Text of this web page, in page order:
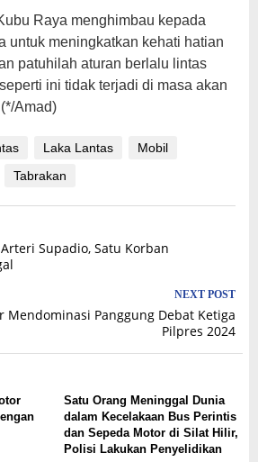
Raya menghimbau kepada
untuk meningkatkan kehati hatian
patuhilah aturan berlalu lintas
ini tidak terjadi di masa akan
Amad)
Laka Lantas
Mobil
Tabrakan
Supadio, Satu Korban
NEXT POST
Mendominasi Panggung Debat Ketiga
Pilpres 2024
Satu Orang Meninggal Dunia
dalam Kecelakaan Bus Perintis
dan Sepeda Motor di Silat Hilir,
Polisi Lakukan Penyelidikan